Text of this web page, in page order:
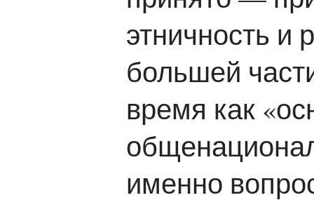
этничность и
большей
время как
именно